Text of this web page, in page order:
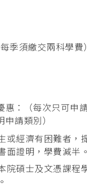
季須繳交兩科學費）
惠：（每次只可申
請類別）
或經濟有困難者，
面證明，學費減半。
院碩士及文憑課程